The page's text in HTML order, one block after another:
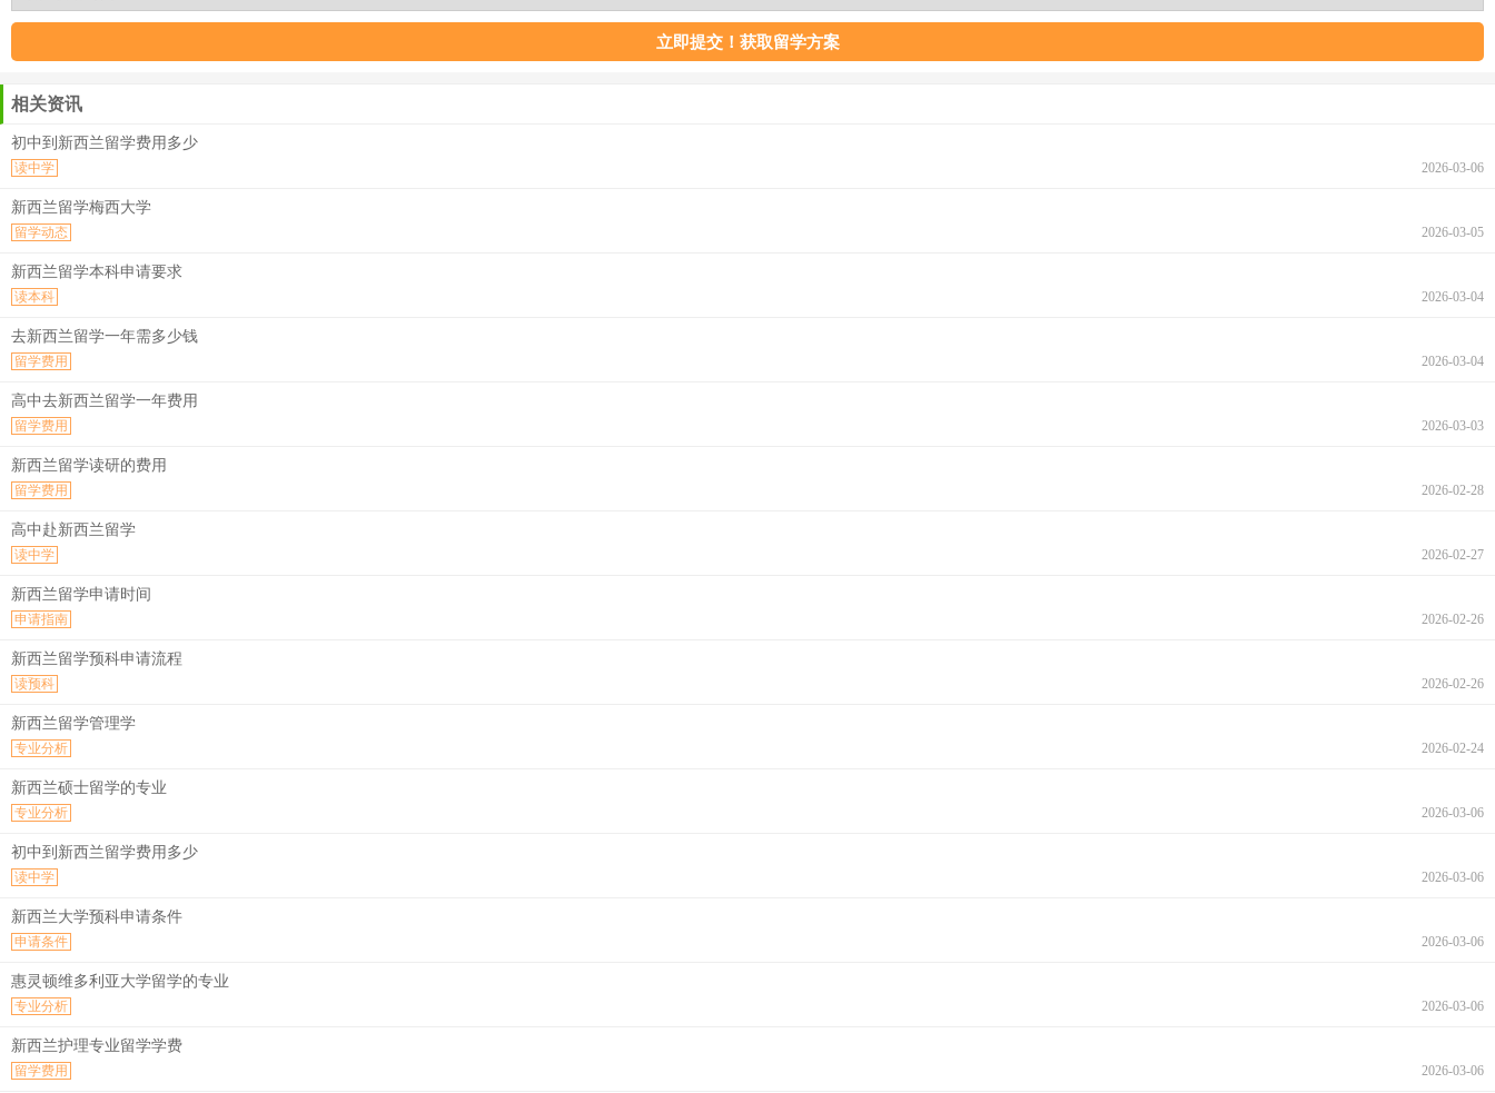
相关资讯
初中到新西兰留学费用多少
2026-03-06
读中学
新西兰留学梅西大学
2026-03-05
留学动态
新西兰留学本科申请要求
2026-03-04
读本科
去新西兰留学一年需多少钱
2026-03-04
留学费用
高中去新西兰留学一年费用
2026-03-03
留学费用
新西兰留学读研的费用
2026-02-28
留学费用
高中赴新西兰留学
2026-02-27
读中学
新西兰留学申请时间
2026-02-26
申请指南
新西兰留学预科申请流程
2026-02-26
读预科
新西兰留学管理学
2026-02-24
专业分析
新西兰硕士留学的专业
2026-03-06
专业分析
初中到新西兰留学费用多少
2026-03-06
读中学
新西兰大学预科申请条件
2026-03-06
申请条件
惠灵顿维多利亚大学留学的专业
2026-03-06
专业分析
新西兰护理专业留学学费
2026-03-06
留学费用